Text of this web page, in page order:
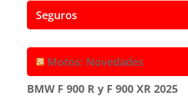
Seguros
Motos: Novedades
BMW F 900 R y F 900 XR 2025